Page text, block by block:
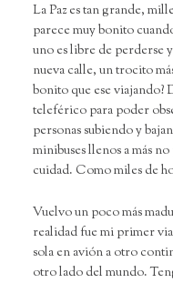
La Paz es tan grande,
parece muy bonito
uno es libre de perderse
nueva calle, un trocito
bonito que ese viajando?
teleférico para poder
personas subiendo y
minibuses llenos a más
cuidad. Como miles de
Vuelvo un poco más
realidad fue mi primer
sola en avión a otro
otro lado del mundo.